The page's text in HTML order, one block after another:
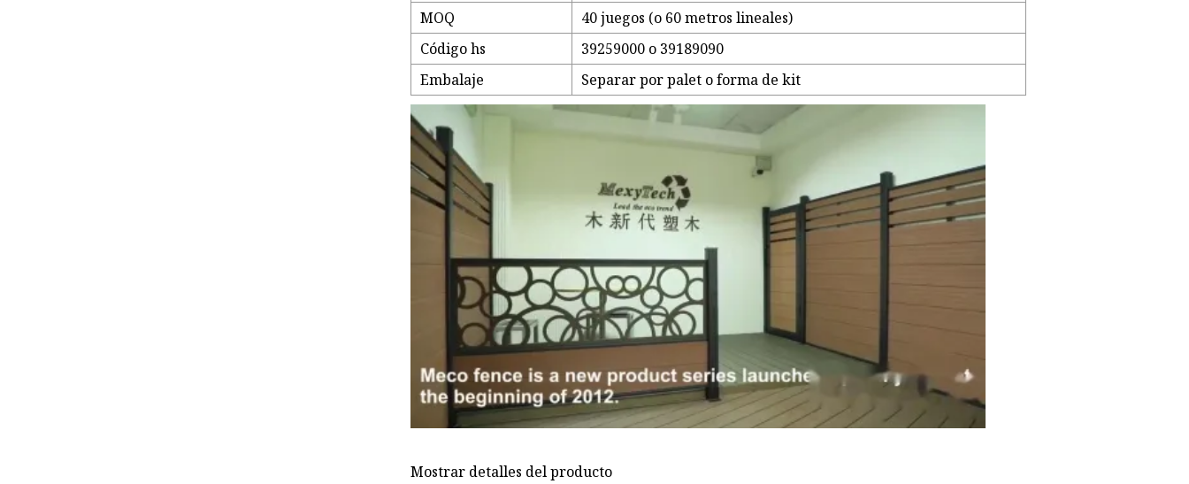
MOQ
40 juegos (o 60 metros lineales)
Código hs
39259000 o 39189090
Embalaje
Separar por palet o forma de kit
Mostrar detalles del producto